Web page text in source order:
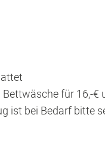
für 16,-
ist bei Bedarf bitte